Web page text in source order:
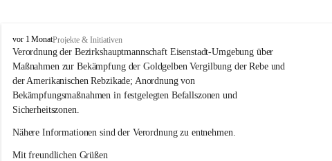
O
s
l
i
p
vor 1 MonatProjekte & Initiativen
Verordnung der Bezirkshauptmannschaft Eisenstadt-Umgebung über
Maßnahmen zur Bekämpfung der Goldgelben Vergilbung der Rebe und
der Amerikanischen Rebzikade; Anordnung von
Bekämpfungsmaßnahmen in festgelegten Befallszonen und
Sicherheitszonen.
Nähere Informationen sind der Verordnung zu entnehmen.
Mit freundlichen Grüßen